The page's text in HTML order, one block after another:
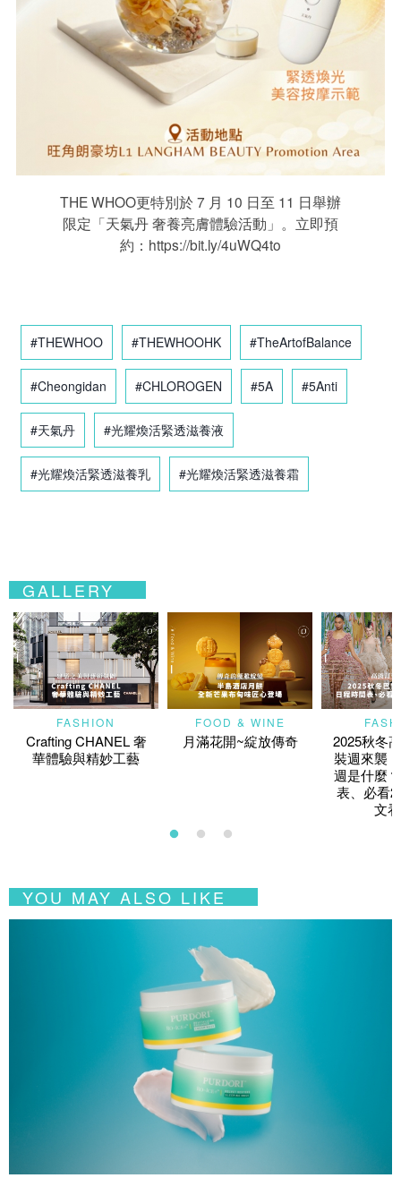
THE WHOO更特別於 7 月 10 日至 11 日舉辦
限定「天氣丹 奢養亮膚體驗活動」。立即預
約：https://bit.ly/4uWQ4to
#THEWHOO #THEWHOOHK #TheArtofBalance
#Cheongidan #CHLOROGEN #5A #5Anti
#天氣丹 #光耀煥活緊透滋養液
#光耀煥活緊透滋養乳 #光耀煥活緊透滋養霜
GALLERY
FASHION
Crafting CHANEL 奢
華體驗與精妙工藝
FOOD & WINE
月滿花開~綻放傳奇
2025秋冬
裝週來襲
週是什麼
表、必看
文
YOU MAY ALSO LIKE